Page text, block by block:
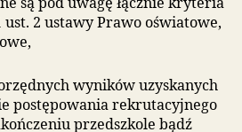
komisji
przedstawienia
(przewodniczący wyznacza